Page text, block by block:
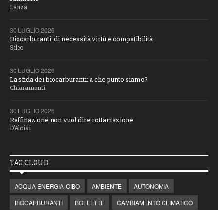
Lanza
30 LUGLIO 2026
Biocarburanti: di necessità virtù e compatibilità
Sileo
30 LUGLIO 2026
La sfida dei biocarburanti: a che punto siamo?
Chiaramonti
30 LUGLIO 2026
Raffinazione non vuol dire rottamazione
D’Aloisi
TAG CLOUD
ACQUA-ENERGIA-CIBO AMBIENTE
AUTONOMIA
BIOCARBURANTI
BOLLETTE CAMBIAMENTO CLIMATICO